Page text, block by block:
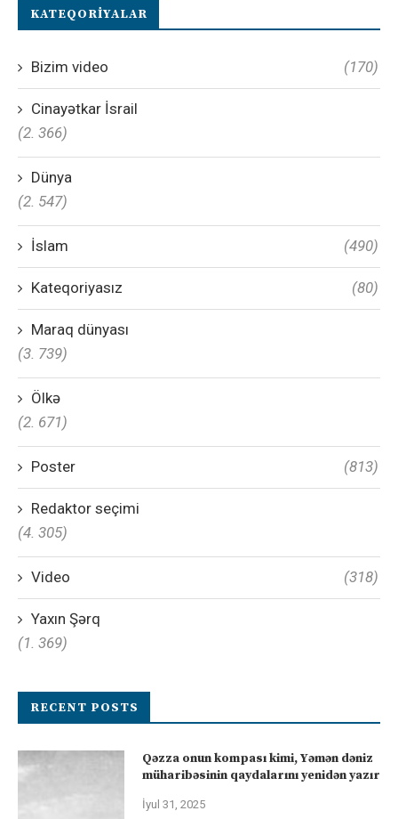
KATEQORIYALAR
Bizim video (170)
Cinayətkar İsrail
(2. 366)
Dünya
(2. 547)
İslam (490)
Kateqoriyasız (80)
Maraq dünyası
(3. 739)
Ölkə
(2. 671)
Poster (813)
Redaktor seçimi
(4. 305)
Video (318)
Yaxın Şərq
(1. 369)
RECENT POSTS
Qəzza onun kompası kimi, Yəmən dəniz
müharibəsinin qaydalarını yenidən yazır
İyul 31, 2025